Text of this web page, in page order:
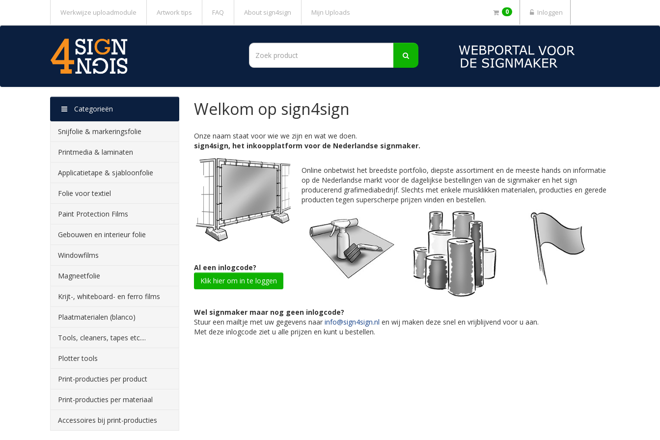
Werkwijze uploadmodule Artwork tips FAQ About sign4sign Mijn Uploads 0 Inloggen
Welkom op sign4sign
Categorieën
Snijfolie & markeringsfolie
Printmedia & laminaten
Applicatietape & sjabloonfolie
Folie voor textiel
Paint Protection Films
Gebouwen en interieur folie
Windowfilms
Magneetfolie
Krijt-, whiteboard- en ferro films
Plaatmaterialen (blanco)
Tools, cleaners, tapes etc....
Plotter tools
Print-producties per product
Print-producties per materiaal
Accessoires bij print-producties
Onze naam staat voor wie we zijn en wat we doen.
sign4sign, het inkoopplatform voor de Nederlandse signmaker.
Al een inlogcode?
Klik hier om in te loggen
Online onbetwist het breedste portfolio, diepste assortiment en de meeste hands on informatie
op de Nederlandse markt voor de dagelijkse bestellingen van de signmaker en het sign
producerend grafimediabedrijf. Slechts met enkele muisklikken materialen, producties en gerede
producten tegen superscherpe prijzen vinden en bestellen.
Wel signmaker maar nog geen inlogcode?
Stuur een mailtje met uw gegevens naar info@sign4sign.nl en wij maken deze snel en vrijblijvend voor u aan.
Met deze inlogcode ziet u alle prijzen en kunt u bestellen.